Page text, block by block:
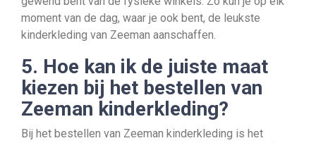
moment van de dag, waar je ook bent, de leukste
kinderkleding van Zeeman aanschaffen.
5. Hoe kan ik de juiste maat
kiezen bij het bestellen van
Zeeman kinderkleding?
Bij het bestellen van Zeeman kinderkleding is het